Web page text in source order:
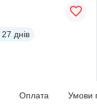
27 днів
Оплата Умови